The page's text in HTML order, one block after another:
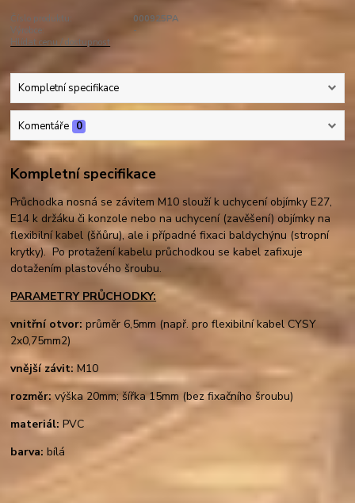
Číslo produktu:
000925PA
Výrobce:
-
Hlídat cenu / dostupnost
Kompletní specifikace
Komentáře 0
Kompletní specifikace
Průchodka nosná se závitem M10 slouží k uchycení objímky E27,
E14 k držáku či konzole nebo na uchycení (zavěšení) objímky na
flexibilní kabel (šňůru), ale i případné fixaci baldychýnu (stropní
krytky). Po protažení kabelu průchodkou se kabel zafixuje
dotažením plastového šroubu.
PARAMETRY PRŮCHODKY:
vnitřní otvor: průměr 6,5mm (např. pro flexibilní kabel CYSY
2x0,75mm2)
vnější závit:M10
rozměr: výška 20mm; šířka 15mm (bez fixačního šroubu)
materiál: PVC
barva:bílá